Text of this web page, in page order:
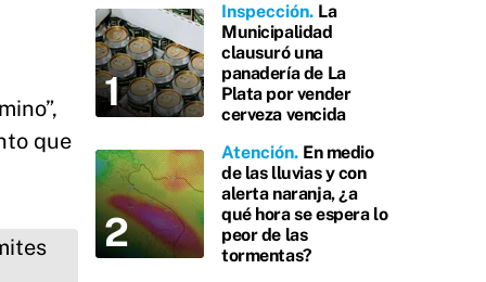
que
Inspección La
Municipalidad
clausuró una
panadería de La
Plata por vender
cerveza vencida
Atención En medio
de las lluvias y con
alerta naranja, ¿a
qué hora se espera lo
peor de las
tormentas?